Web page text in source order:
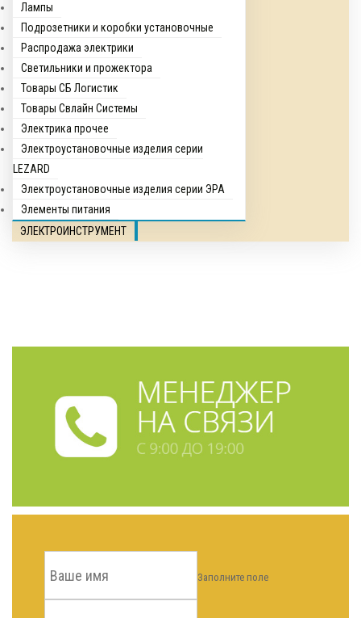
Лампы
Подрозетники и коробки установочные
Распродажа электрики
Светильники и прожектора
Товары СБ Логистик
Товары Свлайн Системы
Электрика прочее
Электроустановочные изделия серии
LEZARD
Электроустановочные изделия серии ЭРА
Элементы питания
ЭЛЕКТРОИНСТРУМЕНТ
Заполните поле